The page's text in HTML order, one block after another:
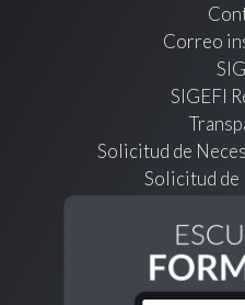
Correo
SIGEFI
Solicitud de
Solicitud de